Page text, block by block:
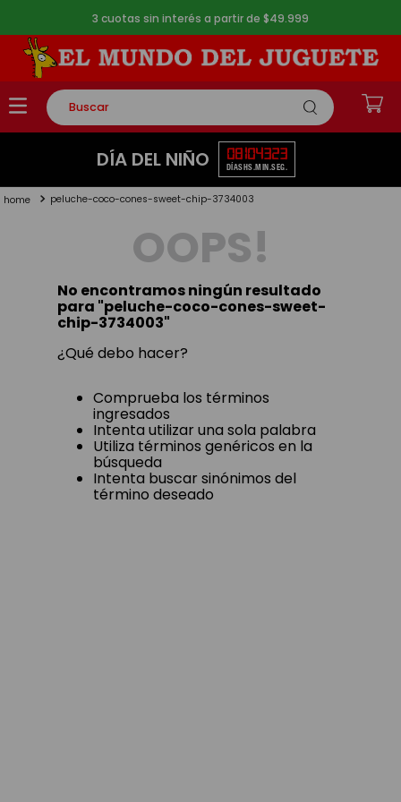
3 cuotas sin interés a partir de $49.999
Buscar
TÉRMINOS MÁS BUSCADOS
2.
lego
toy story
DÍA DEL NIÑO 08
DÍAS
10
HS.
43
MIN.
22
SEG.
peluche-coco-cones-sweet-chip-3734003
OOPS!
No encontramos ningún resultado
para "peluche-coco-cones-sweet-
chip-3734003"
¿Qué debo hacer?
Comprueba los términos
ingresados
Intenta utilizar una sola palabra
Utiliza términos genéricos en la
búsqueda
Intenta buscar sinónimos del
término deseado